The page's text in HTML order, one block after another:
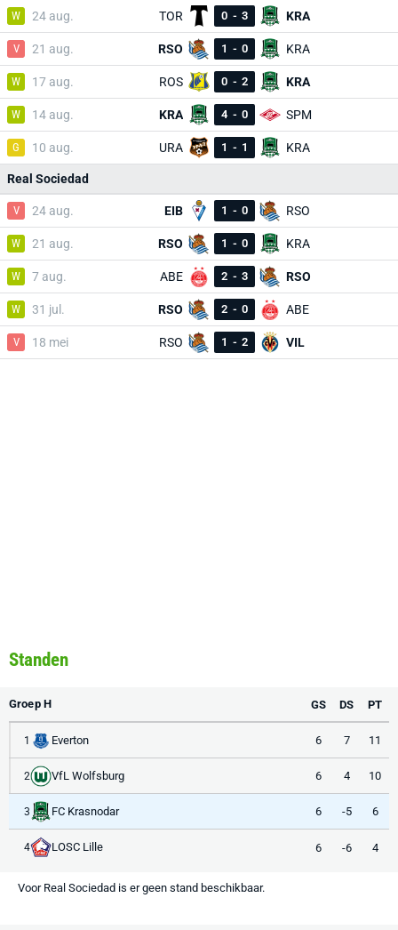
W 24 aug. TOR 0 - 3 KRA
V 21 aug. RSO 1 - 0 KRA
W 17 aug. ROS 0 - 2 KRA
W 14 aug. KRA 4 - 0 SPM
G 10 aug. URA 1 - 1 KRA
Real Sociedad
V 24 aug. EIB 1 - 0 RSO
W 21 aug. RSO 1 - 0 KRA
W 7 aug. ABE 2 - 3 RSO
W 31 jul. RSO 2 - 0 ABE
V 18 mei RSO 1 - 2 VIL
Standen
Groep H GS DS PT
1 Everton 6 7 11
2 VfL Wolfsburg 6 4 10
3 FC Krasnodar 6 -5 6
4 LOSC Lille 6 -6 4
Voor Real Sociedad is er geen stand beschikbaar.